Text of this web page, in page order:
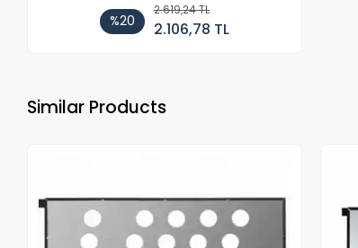
%20
2.619,24 TL
2.106,78 TL
Similar Products